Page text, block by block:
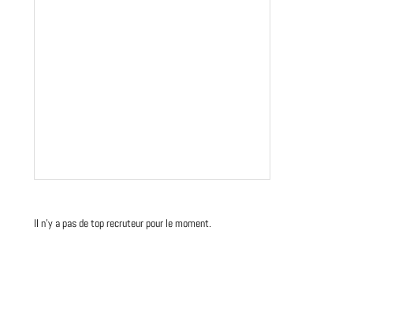
Il n'y a pas de top recruteur pour le moment.